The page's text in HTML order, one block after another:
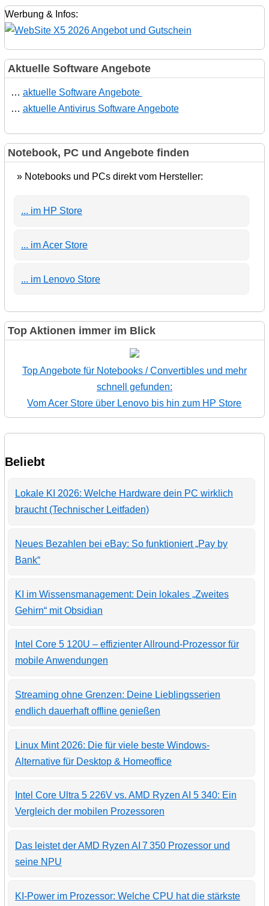
Werbung & Infos:
Aktuelle Software Angebote
… aktuelle Software Angebote
… aktuelle Antivirus Software Angebote
Notebook, PC und Angebote finden
» Notebooks und PCs direkt vom Hersteller:
... im HP Store
... im Acer Store
... im Lenovo Store
Top Aktionen immer im Blick
Top Angebote für Notebooks / Convertibles und mehr
schnell gefunden:
Vom Acer Store über Lenovo bis hin zum HP Store
Beliebt
Lokale KI 2026: Welche Hardware dein PC wirklich
braucht (Technischer Leitfaden)
Neues Bezahlen bei eBay: So funktioniert „Pay by
Bank“
KI im Wissensmanagement: Dein lokales „Zweites
Gehirn“ mit Obsidian
Intel Core 5 120U – effizienter Allround-Prozessor für
mobile Anwendungen
Streaming ohne Grenzen: Deine Lieblingsserien
endlich dauerhaft offline genießen
Linux Mint 2026: Die für viele beste Windows-
Alternative für Desktop & Homeoffice
Intel Core Ultra 5 226V vs. AMD Ryzen AI 5 340: Ein
Vergleich der mobilen Prozessoren
Das leistet der AMD Ryzen AI 7 350 Prozessor und
seine NPU
KI-Power im Prozessor: Welche CPU hat die stärkste